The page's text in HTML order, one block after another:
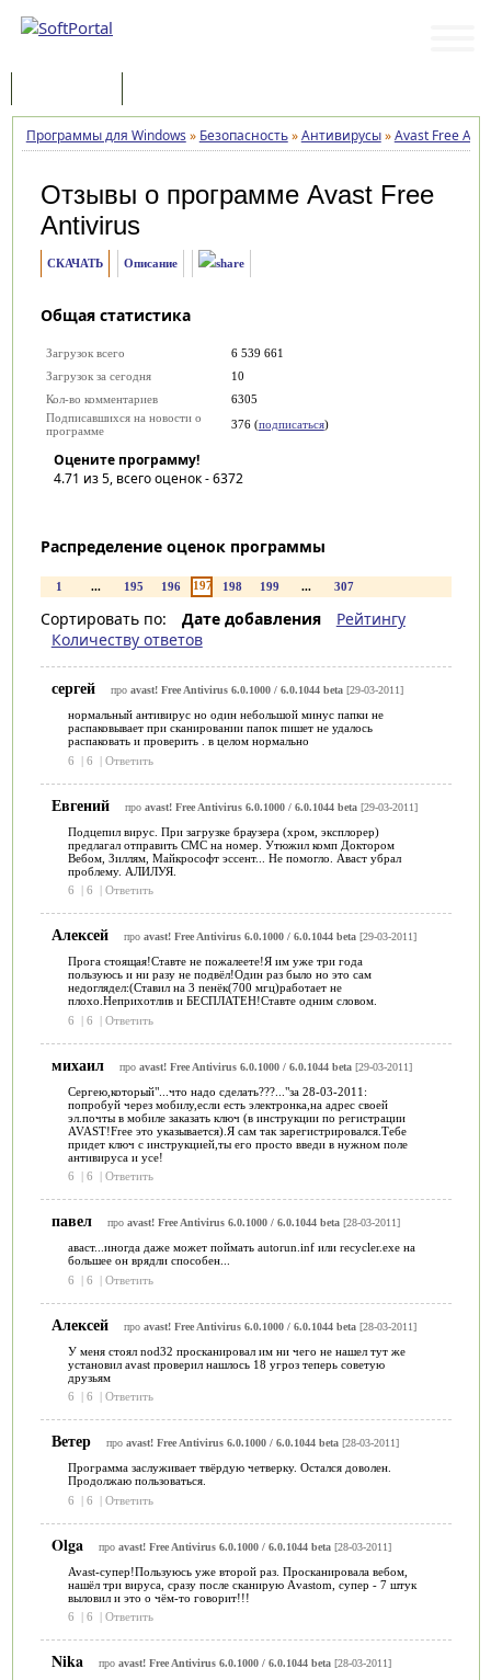
Программы для Windows » Безопасность»Антивирусы»Avast Free
Отзывы о программе Avast Free
Antivirus
СКАЧАТЬ Описание
Общая статистика
Загрузок всего
6 539 661
Загрузок за сегодня
10
Кол-во комментариев
6305
Подписавшихся на новости о
программе
376 (подписаться)
Оцените программу!
4.71 из 5, всего оценок -6372
Распределение оценок программы
1 ... 195 196 197 198 199 ... 307
Сортировать по: Дате добавления
Рейтингу
Количеству ответов
сергей про avast! Free Antivirus 6.0.1000 / 6.0.1044 beta[29-03-2011]
нормальный антивирус но один небольшой минус папки не
распаковывает при сканировании папок пишет не удалось
распаковать и проверить . в целом нормально
6
| 6 | Ответить
Евгений про avast! Free Antivirus 6.0.1000 / 6.0.1044 beta[29-03-2011]
Подцепил вирус. При загрузке браузера (хром, эксплорер)
предлагал отправить СМС на номер. Утюжил комп Доктором
Вебом, Зиллям, Майкрософт эссент... Не помогло. Аваст убрал
проблему. АЛИЛУЯ.
6
| 6 | Ответить
Алексей про avast! Free Antivirus 6.0.1000 / 6.0.1044 beta[29-03-2011]
Прога стоящая!Ставте не пожалеете!Я им уже три года
пользуюсь и ни разу не подвёл!Один раз было но это сам
недоглядел:(Ставил на 3 пенёк(700 мгц)работает не
плохо.Неприхотлив и БЕСПЛАТЕН!Ставте одним словом.
6
| 6 | Ответить
михаил про avast! Free Antivirus 6.0.1000 / 6.0.1044 beta[29-03-2011]
Сергею,который"...что надо сделать???..."за 28-03-2011:
попробуй через мобилу,если есть электронка,на адрес своей
эл.почты в мобиле заказать ключ (в инструкции по регистрации
AVAST!Free это указывается).Я сам так зарегистрировался.Тебе
придет ключ с инструкцией,ты его просто введи в нужном поле
антивируса и усе!
6
| 6 | Ответить
павел про avast! Free Antivirus 6.0.1000 / 6.0.1044 beta[28-03-2011]
аваст...иногда даже может поймать autorun.inf или recycler.exe на
большее он врядли способен...
6
| 6 | Ответить
Алексей про avast! Free Antivirus 6.0.1000 / 6.0.1044 beta[28-03-2011]
У меня стоял nod32 просканировал им ни чего не нашел тут же
установил avast проверил нашлось 18 угроз теперь советую
друзьям
6
| 6 | Ответить
Ветер про avast! Free Antivirus 6.0.1000 / 6.0.1044 beta[28-03-2011]
Программа заслуживает твёрдую четверку. Остался доволен.
Продолжаю пользоваться.
6
| 6 | Ответить
Olga про avast! Free Antivirus 6.0.1000 / 6.0.1044 beta[28-03-2011]
Avast-супер!Пользуюсь уже второй раз. Просканировала вебом,
нашёл три вируса, сразу после сканирую Аvastom, супер - 7 штук
выловил и это о чём-то говорит!!!
6
| 6 | Ответить
Nika про avast! Free Antivirus 6.0.1000 / 6.0.1044 beta[28-03-2011]